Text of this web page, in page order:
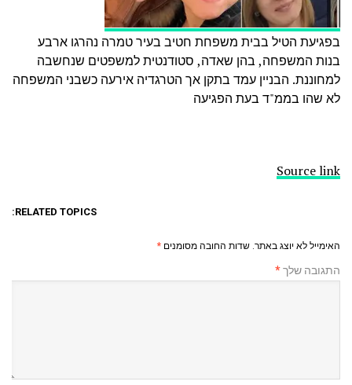
בפגיעת הטיל בבית משפחת חטיב בעיר טמרה נהרגו ארבע
בנות המשפחה, בהן שאדה, סטודנטית למשפטים שנחשבה
למחוננת. הבניין עמד בתקן אך הטרגדיה אירעה כשבני המשפחה
לא שהו בממ"ד בעת הפגיעה
Source link
RELATED TOPICS:
האימייל לא יוצג באתר. שדות החובה מסומנים *
התגובה שלך*